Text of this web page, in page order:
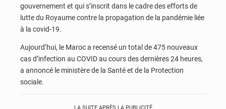
gouvernement et qui s’inscrit dans le cadre des efforts de
lutte du Royaume contre la propagation de la pandémie liée
à la covid-19.
Aujourd’hui, le Maroc a recensé un total de 475 nouveaux
cas d’infection au COVID au cours des dernières 24 heures,
a annoncé le ministère de la Santé et de la Protection
sociale.